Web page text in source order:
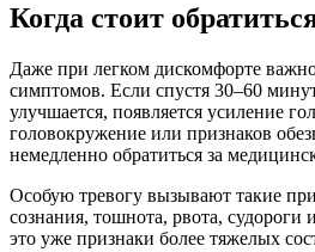
Когда стоит
Даже при легком дискомфорте
симптомов. Если спустя 30–60
улучшается, появляется усиление
головокружение или признаков
немедленно обратиться за
Особую тревогу вызывают такие
сознания, тошнота, рвота,
это уже признаки более тяжелых